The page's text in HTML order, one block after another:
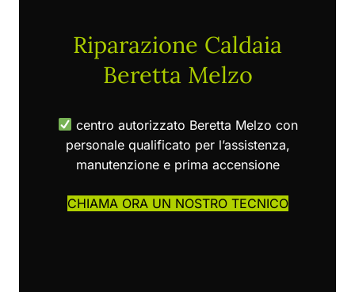
Riparazione Caldaia
Beretta Melzo
centro autorizzato Beretta Melzo con
personale qualificato per l’assistenza,
manutenzione e prima accensione
CHIAMA ORA UN NOSTRO TECNICO